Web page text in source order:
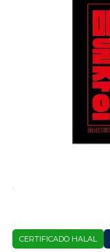
CERTIFICADO HALAL